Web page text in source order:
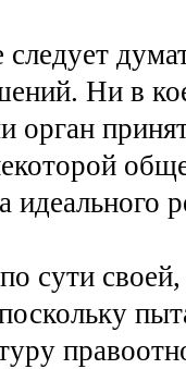
Ни в
орган
идеального
сути